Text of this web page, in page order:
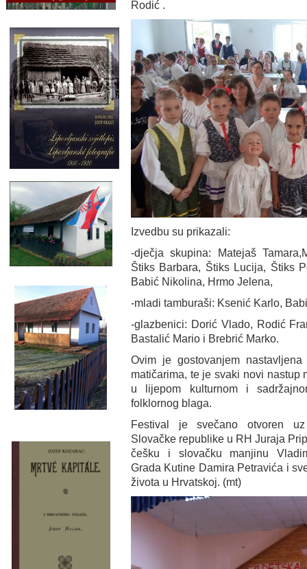
Rodić .
Izvedbu su prikazali:
-dječja skupina: Matejaš
Štiks Barbara, Štiks Lucija, Štiks
Babić Nikolina, Hrmo Jelena,
-mladi tamburaši: Ksenić Karlo,
-glazbenici: Dorić Vlado, Rodić
Bastalić Mario i Brebrić Marko.
Ovim je gostovanjem
matičarima, te je svaki novi nastup
u lijepom kulturnom i
folklornog blaga.
Festival je svečano otvoren
Slovačke republike u RH Juraja
češku i slovačku manjinu
Grada Kutine Damira Petravića i
života u Hrvatskoj. (mt)